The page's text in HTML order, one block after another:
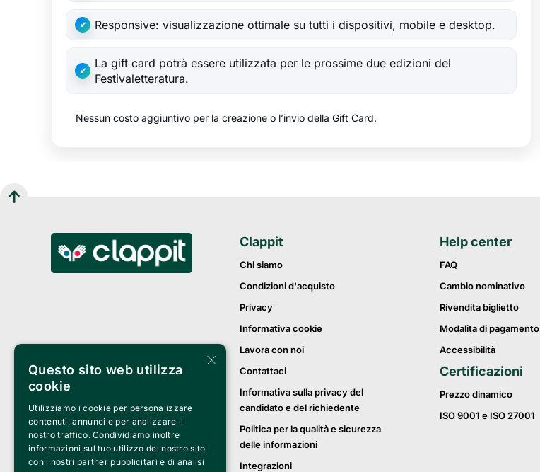
Responsive: visualizzazione ottimale su tutti i dispositivi, mobile e desktop.
La gift card potrà essere utilizzata per le prossime due edizioni del
Festivaletteratura.
Nessun costo aggiuntivo per la creazione o l’invio della Gift Card.
Clappit
Chi siamo
Condizioni d'acquisto
Privacy
Informativa cookie
Lavora con noi
Contattaci
Informativa sulla privacy del
candidato e del richiedente
Politica per la qualità e sicurezza
delle informazioni
Integrazioni
Help center
FAQ
Cambio nominativo
Rivendita biglietto
Modalita di pagamento
Accessibilità
Certificazioni
Prezzo dinamico
ISO 9001 e ISO 27001
×
Questo sito web utilizza
cookie
Utilizziamo i cookie per personalizzare
contenuti, annunci e per analizzare il
nostro traffico. Condividiamo inoltre
informazioni sul tuo utilizzo del nostro sito
con i nostri partner pubblicitari e di analisi